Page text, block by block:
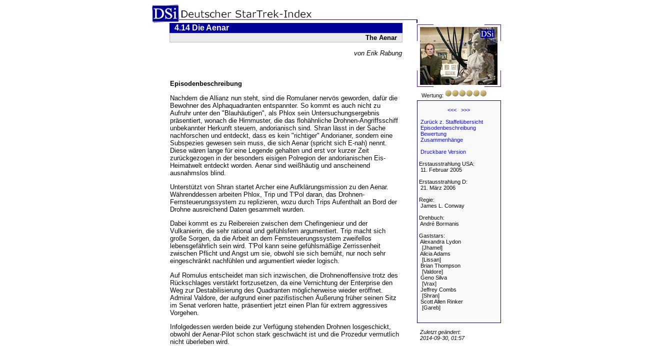
4.14 Die Aenar
The Aenar
von Erik Rabung
Episodenbeschreibung
Nachdem die Allianz nun steht, sind die Romulaner nervös geworden, dafür die
Bewohner des Alphaquadranten entspannter. So kommt es auch nicht zu
Aufruhr unter den "Blauhäutigen", als Phlox sein Untersuchungsergebnis
präsentiert, wonach die Hirnmuster, die das flohähnliche Drohnen-Angriffsschiff
unbekannter Herkunft steuern, andorianisch sind. Shran lässt in der Sache
nachforschen und entdeckt, dass es kein "richtiger" Andorianer, sondern eine
Subspezies gewesen sein muss, die sich Aenar (spricht sich E-nah) nennt.
Diese wären lange für eine Legende gehalten und erst vor kurzer Zeit
zurückgezogen in der besonders eisigen Polregion der andorianischen Eis-
Heimatwelt entdeckt worden. Aenar sind weißhäutig und anscheinend
ausnahmslos blind.
Unterstützt von Shran startet Archer eine Aufklärungsmission zu den Aenar.
Währenddessen arbeiten Phlox, Trip und T'Pol daran, das Drohnen-
Fernsteuerungssystem zu replizieren, wozu durch Trips Aufenthalt an Bord der
Drohne ausreichend Daten gesammelt wurden.
Dabei kommt es zu Reibereien zwischen dem Chefingenieur und der
Vulkanierin, die sehr rational und gefühlsfern argumentiert. Trip macht sich
große Sorgen, da die Arbeit an dem Fernsteuerungssystem zweifellos
lebensgefährlich sein wird. T'Pol kann seine gefühlsmäßige Zerrissenheit
zwischen Pflicht und Angst um sie, obwohl sie sich bemüht, nur noch sehr
eingeschränkt nachfühlen und argumentiert wieder logisch.
Auf Romulus entscheidet man sich inzwischen, die Drohnenoffensive trotz des
Rückschlages verstärkt fortzusetzen, da eine Vernichtung der Enterprise den
Weg zur Destabilisierung des Quadranten möglicherweise wieder eröffnet.
Admiral Valdore, der aufgrund einer pazifistischen Äußerung früher seinen Sitz
im Senat verloren hatte, präsentiert jetzt einen Plan für extrem aggressives
Vorgehen.
Infolgedessen werden beide zur Verfügung stehenden Drohnen losgeschickt,
obwohl der Aenar-Pilot schon stark geschwächt ist und die Prozedur vermutlich
nicht überleben wird.
Wertung:
<<<
>>>
Zurück z. Staffelübersicht
Episodenbeschreibung
Bewertung
Zusammenhänge
Druckbare Version
Erstausstrahlung USA:
11. Februar 2005
Erstausstrahlung D:
21. März 2006
Regie:
James L. Conway
Drehbuch:
André Bormanis
Gaststars:
Alexandra Lydon
[Jhamel]
Alicia Adams
[Lissan]
Brian Thompson
[Valdore]
Geno Silva
[Vrax]
Jeffrey Combs
[Shran]
Scott Allen Rinker
[Gareb]
Zuletzt geändert:
2014-09-30, 01:57